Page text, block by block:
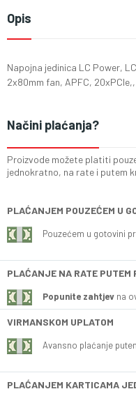
Opis
Napojna jedinica LC Power,
2x80mm fan, APFC,
Načini plaćanja?
Proizvode možete platiti
jednokratno, na rate i putem
PLAĆANJEM POUZEĆEM U
Pouzećem u gotovini
PLAĆANJE NA RATE PUTEM
Popunite zahtjev na
VIRMANSKOM UPLATOM
Avansno plaćanje
PLAĆANJEM KARTICAMA